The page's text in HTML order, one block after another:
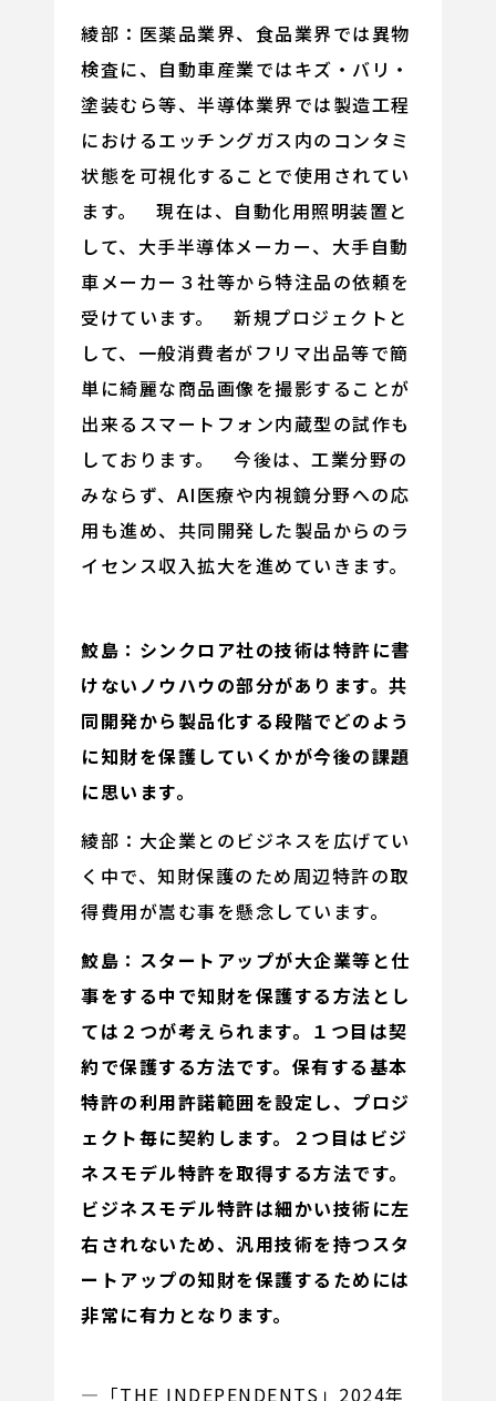
綾部：医薬品業界、食品業界では異物
検査に、自動車産業ではキズ・バリ・
塗装むら等、半導体業界では製造工程
におけるエッチングガス内のコンタミ
状態を可視化することで使用されてい
ます。 現在は、自動化用照明装置と
して、大手半導体メーカー、大手自動
車メーカー３社等から特注品の依頼を
受けています。 新規プロジェクトと
して、一般消費者がフリマ出品等で簡
単に綺麗な商品画像を撮影することが
出来るスマートフォン内蔵型の試作も
しております。 今後は、工業分野の
みならず、AI医療や内視鏡分野への応
用も進め、共同開発した製品からのラ
イセンス収入拡大を進めていきます。
鮫島：シンクロア社の技術は特許に書
けないノウハウの部分があります。共
同開発から製品化する段階でどのよう
に知財を保護していくかが今後の課題
に思います。
綾部：大企業とのビジネスを広げてい
く中で、知財保護のため周辺特許の取
得費用が嵩む事を懸念しています。
鮫島：スタートアップが大企業等と仕
事をする中で知財を保護する方法とし
ては２つが考えられます。１つ目は契
約で保護する方法です。保有する基本
特許の利用許諾範囲を設定し、プロジ
ェクト毎に契約します。２つ目はビジ
ネスモデル特許を取得する方法です。
ビジネスモデル特許は細かい技術に左
右されないため、汎用技術を持つスタ
ートアップの知財を保護するためには
非常に有力となります。
―「THE INDEPENDENTS」2024年